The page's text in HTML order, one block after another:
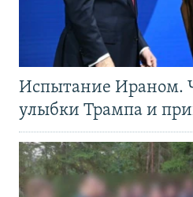
Испытание Ираном.
улыбки Трампа и